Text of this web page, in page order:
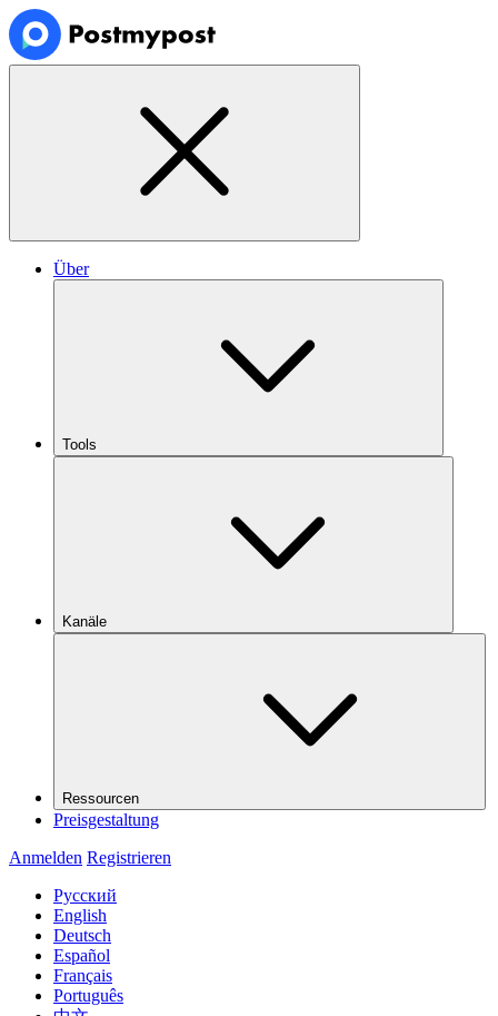
Über
Tools
Kanäle
Ressourcen
Preisgestaltung
Anmelden Registrieren
Русский
English
Deutsch
Español
Français
Português